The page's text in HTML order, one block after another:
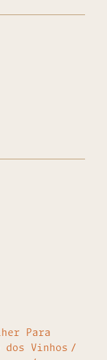
Para
dos Vinhos